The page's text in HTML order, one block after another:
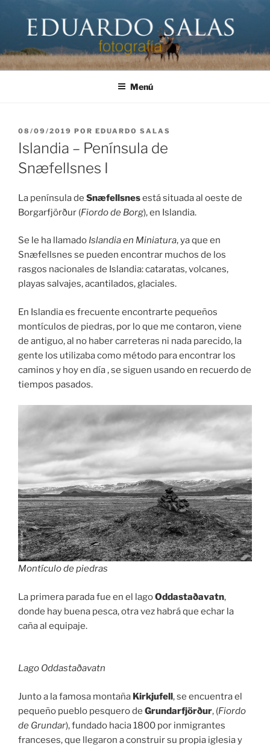
contenido
EDUARDO SALAS FOTÓGRAFO
Página personal del fotógrafo Eduardo Salas
Menú
PUBLICADO
EL
08/09/2019 POR EDUARDO SALAS
Islandia – Península de
Snæfellsnes I
La península de Snæfellsnesestá situada al oeste de
Borgarfjörður (Fiordo de Borg), en Islandia.
Se le ha llamado Islandia en Miniatura, ya que en
Snæfellsnes se pueden encontrar muchos de los
rasgos nacionales de Islandia: cataratas, volcanes,
playas salvajes, acantilados, glaciales.
En Islandia es frecuente encontrarte pequeños
montículos de piedras, por lo que me contaron, viene
de antiguo, al no haber carreteras ni nada parecido, la
gente los utilizaba como método para encontrar los
caminos y hoy en día , se siguen usando en recuerdo de
tiempos pasados.
Montículo de piedras
La primera parada fue en el lagoOddastaðavatn,
donde hay buena pesca, otra vez habrá que echar la
caña al equipaje.
Lago Oddastaðavatn
Junto a la famosa montaña Kirkjufell, se encuentra el
pequeño pueblo pesquero de Grundarfjörður, (Fiordo
de Grundar), fundado hacia 1800 por inmigrantes
franceses, que llegaron a construir su propia iglesia y